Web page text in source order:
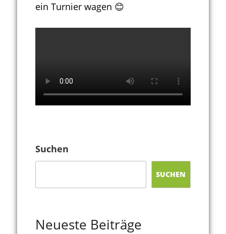
ein Turnier wagen 😊
Suchen
SUCHEN
Neueste Beiträge